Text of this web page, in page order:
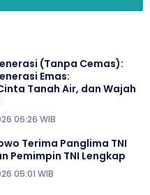
(Tanpa Cemas):
Emas:
Tanah Air, dan Wajah
06:26 WIB
Terima Panglima TNI
Pemimpin TNI Lengkap
05:01 WIB